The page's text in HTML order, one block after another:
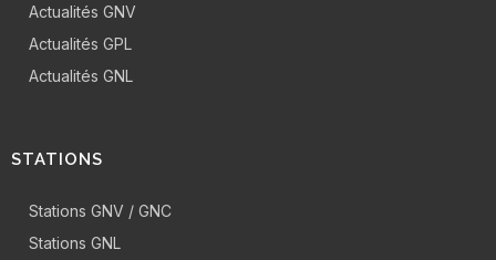
Actualités GNV
Actualités GPL
Actualités GNL
STATIONS
Stations GNV / GNC
Stations GNL